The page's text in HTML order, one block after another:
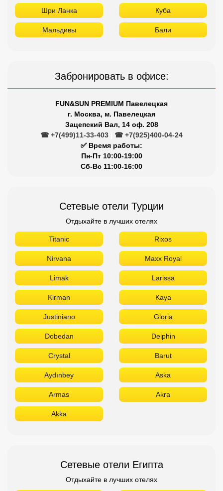
Шри Ланка Куба
Мальдивы Бали
Забронировать в офисе:
FUN&SUN PREMIUM Павелецкая
г. Москва, м. Павелецкая
Зацепский Вал, 14 оф. 208
☎ +7(499)11-33-403
☎ +7(925)400-04-24
✅ Время работы:
Пн-Пт 10:00-19:00
Сб-Вс 11:00-16:00
Сетевые отели Турции
Отдыхайте в лучших отелях
Titanic Rixos
Nirvana Maxx Royal
Limak Larissa
Kirman Kaya
Justiniano Gloria
Dobedan Delphin
Crystal Barut
Aydınbey Aska
Armas Akra
Akka
Сетевые отели Египта
Отдыхайте в лучших отелях